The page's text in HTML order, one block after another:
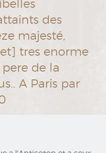
des
majesté,
tres enorme
de la
A Paris par